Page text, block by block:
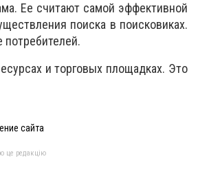
Ее считают самой эффективной
поиска в поисковиках.
и торговых площадках. Это
сайта
це редакцію